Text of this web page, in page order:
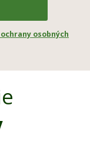
osobných